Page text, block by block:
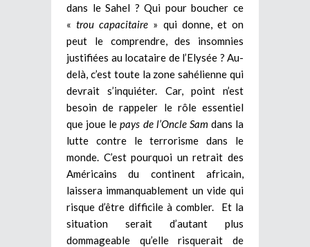
dans le Sahel ? Qui pour boucher ce
«trou capacitaire » qui donne, et on
peut le comprendre, des insomnies
justifiées au locataire de l’Elysée ? Au-
delà, c’est toute la zone sahélienne qui
devrait s’inquiéter. Car, point n’est
besoin de rappeler le rôle essentiel
que joue lepays de l’Oncle Sam dans la
lutte contre le terrorisme dans le
monde. C’est pourquoi un retrait des
Américains du continent africain,
laissera immanquablement un vide qui
risque d’être difficile à combler. Et la
situation serait d’autant plus
dommageable qu’elle risquerait de